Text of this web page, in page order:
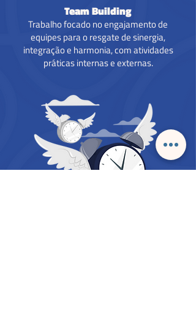
Team Building
Trabalho focado no engajamento de
equipes para o resgate de sinergia,
integração e harmonia, com atividades
práticas internas e externas.